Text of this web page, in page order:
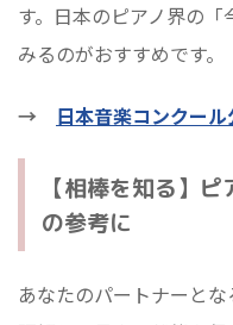
す。日本のピアノ界の
みるのがおすすめです。
→ 日本音楽コンクー
【相棒を知る】
の参考に
あなたのパートナーと